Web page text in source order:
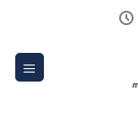
content